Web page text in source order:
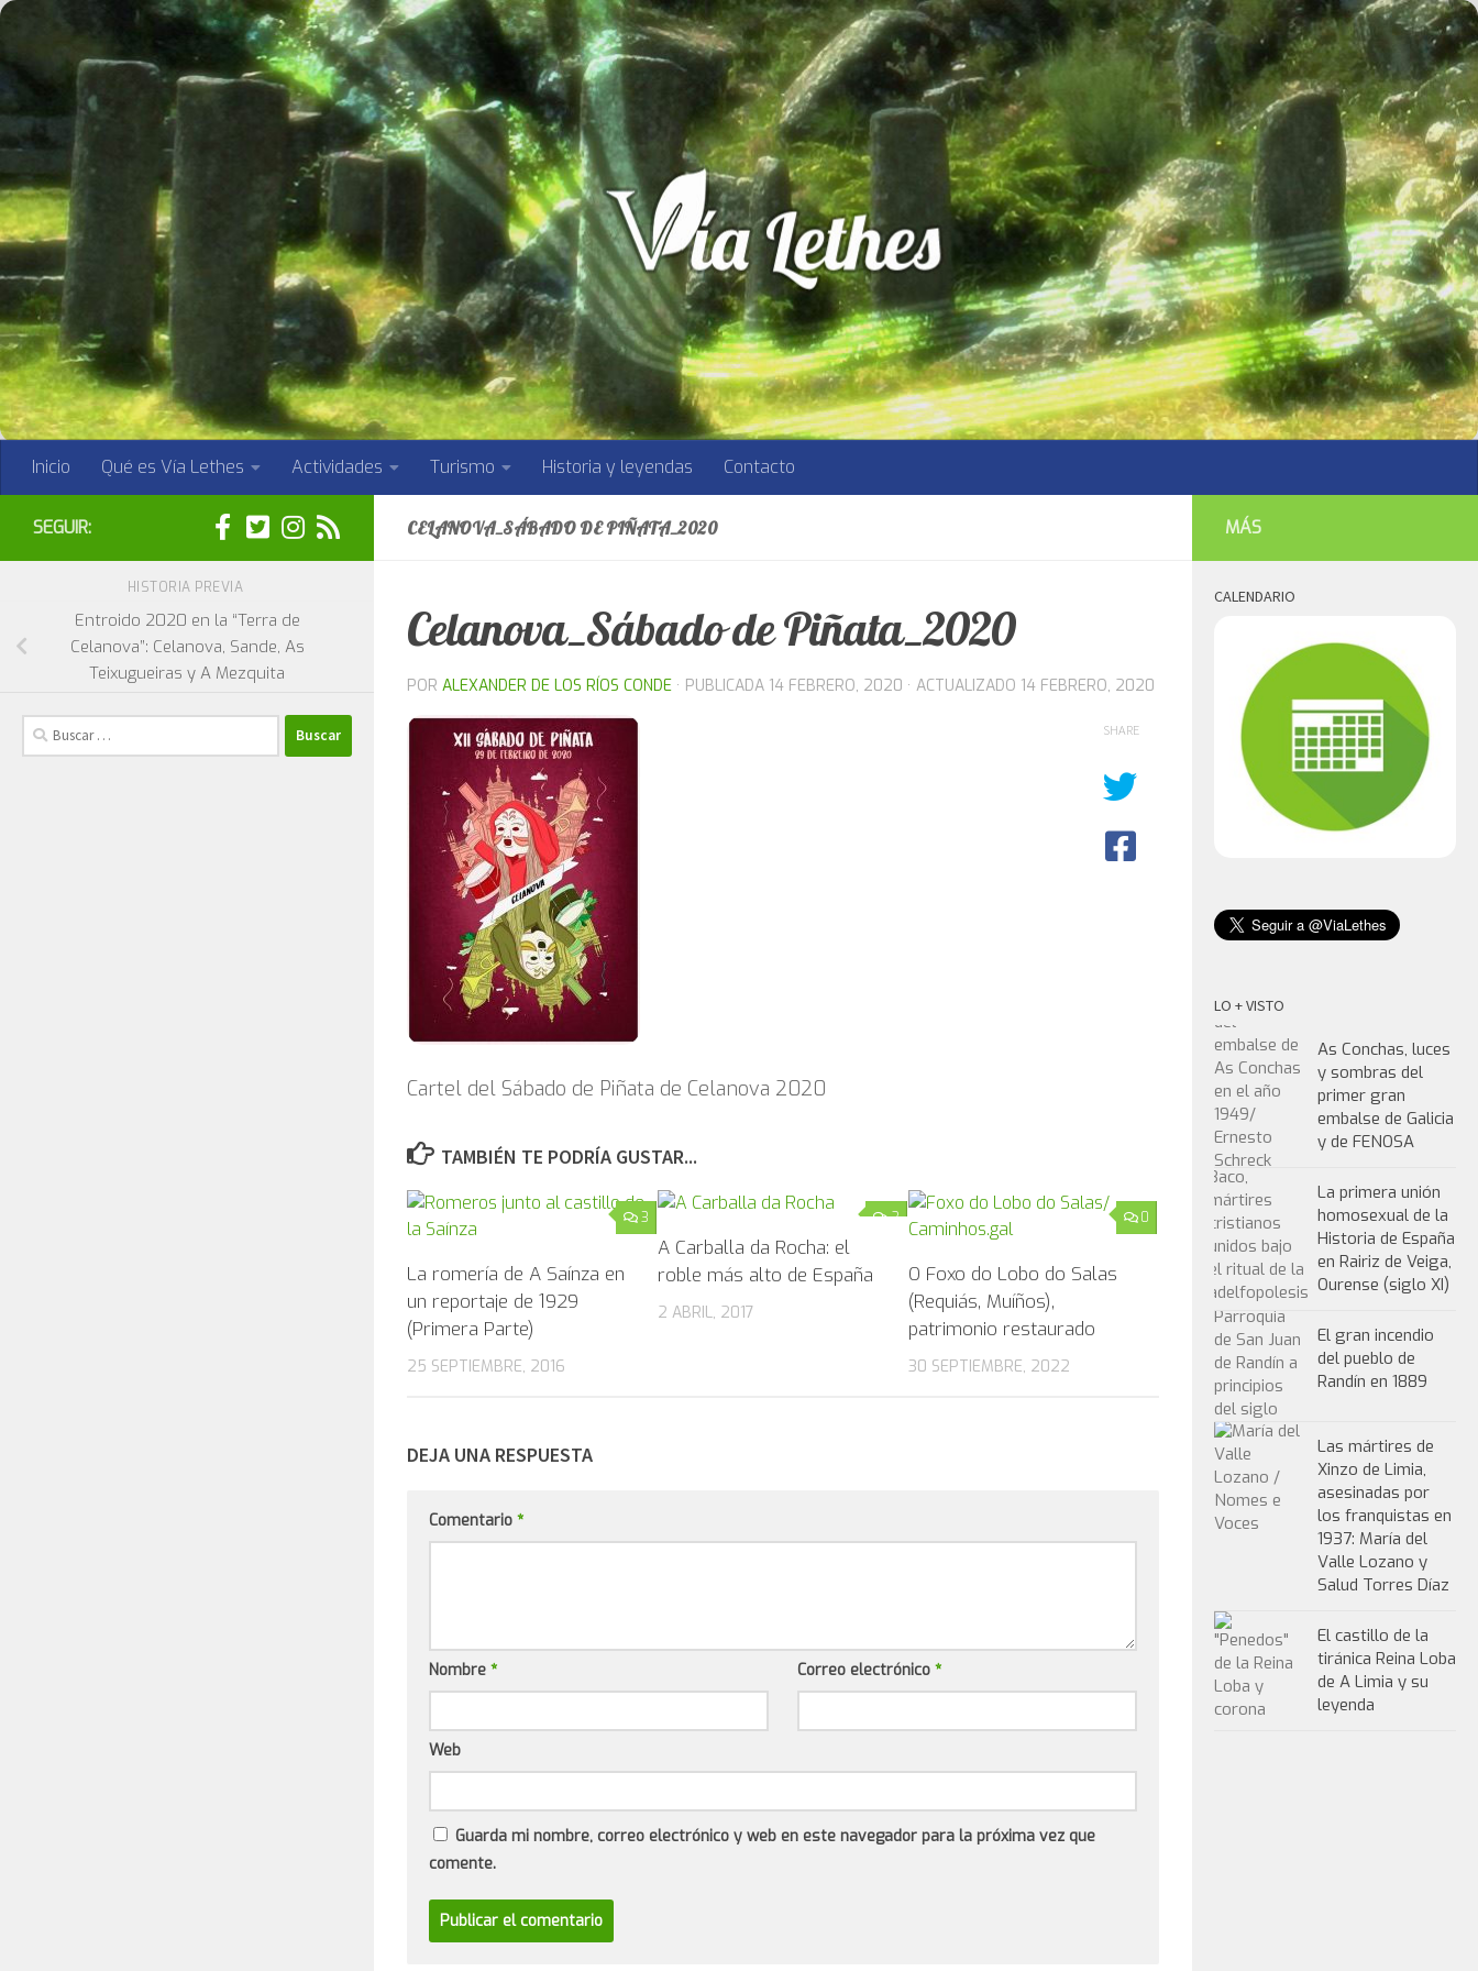
Saltar al contenido
Inicio Qué es Vía Lethes Actividades Turismo Historia y leyendas Contacto
CELANOVA_SÁBADO DE PIÑATA_2020
Celanova_Sábado de Piñata_2020
POR ALEXANDER DE LOS RÍOS CONDE · PUBLICADA 14 FEBRERO, 2020 · ACTUALIZADO 14 FEBRERO, 2020
Cartel del Sábado de Piñata de Celanova 2020
SHARE
TAMBIÉN TE PODRÍA GUSTAR...
3
La romería de A Saínza en
un reportaje de 1929
(Primera Parte)
25 SEPTIEMBRE, 2016
2
A Carballa da Rocha: el
roble más alto de España
2 ABRIL, 2017
0
O Foxo do Lobo do Salas
(Requiás, Muíños),
patrimonio restaurado
30 SEPTIEMBRE, 2022
DEJA UNA RESPUESTA
Comentario *
Nombre * Correo electrónico *
Web
Guarda mi nombre, correo electrónico y web en este navegador para la próxima vez que
comente.
SEGUIR:
HISTORIA PREVIA
Entroido 2020 en la “Terra de
Celanova”: Celanova, Sande, As
Teixugueiras y A Mezquita
Buscar:
MÁS
CALENDARIO
LO + VISTO
As Conchas, luces
y sombras del
primer gran
embalse de Galicia
y de FENOSA
La primera unión
homosexual de la
Historia de España
en Rairiz de Veiga,
Ourense (siglo XI)
El gran incendio
del pueblo de
Randín en 1889
Las mártires de
Xinzo de Limia,
asesinadas por
los franquistas en
1937: María del
Valle Lozano y
Salud Torres Díaz
El castillo de la
tiránica Reina Loba
de A Limia y su
leyenda